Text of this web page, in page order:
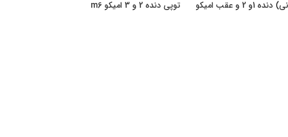
رولبرینگ (یاتاقان سوزنی) دنده 1و 2 و عقب امیکو
توپی دنده 2 و 3 امیکو m6